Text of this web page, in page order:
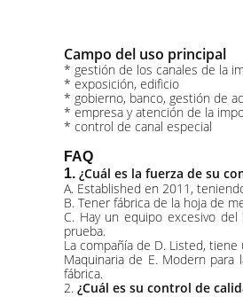
Campo del uso principal
* gestión de los canales de la
* exposición, edificio
* gobierno, banco, gestión de
* empresa y atención de la
* control de canal especial
FAQ
1. ¿Cuál es la fuerza de su
A. Established en 2011,
B. Tener fábrica de la hoja de
C. Hay un equipo excesivo
prueba.
La compañía de D. Listed,
Maquinaria de E. Modern
fábrica.
2. ¿Cuál es su control de